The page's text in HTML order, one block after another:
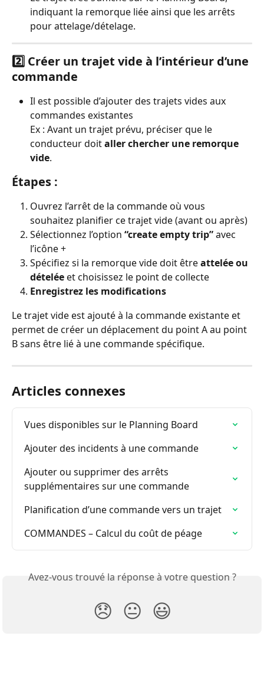
indiquant la remorque liée ainsi que les arrêts
pour attelage/dételage.
2️⃣ Créer un trajet vide à l’intérieur d’une
commande
Il est possible d’ajouter des trajets vides aux
commandes existantes
Ex : Avant un trajet prévu, préciser que le
conducteur doit aller chercher une remorque
vide.
Étapes :
Ouvrez l’arrêt de la commande où vous
souhaitez planifier ce trajet vide (avant ou après)
Sélectionnez l’option “create empty trip” avec
l’icône +
Spécifiez si la remorque vide doit être attelée ou
dételée et choisissez le point de collecte
Enregistrez les modifications
Le trajet vide est ajouté à la commande existante et
permet de créer un déplacement du point A au point
B sans être lié à une commande spécifique.
Articles connexes
Vues disponibles sur le Planning Board
Ajouter des incidents à une commande
Ajouter ou supprimer des arrêts
supplémentaires sur une commande
Planification d’une commande vers un trajet
COMMANDES – Calcul du coût de péage
Avez-vous trouvé la réponse à votre question ?
😞 😐 😃